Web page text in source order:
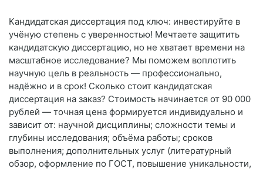
Кандидатская диссертация под ключ: инвестируйте в
учёную степень с уверенностью! Мечтаете защитить
кандидатскую диссертацию, но не хватает времени на
масштабное исследование? Мы поможем воплотить
научную цель в реальность — профессионально,
надёжно и в срок! Сколько стоит кандидатская
диссертация на заказ? Стоимость начинается от 90 000
рублей — точная цена формируется индивидуально и
зависит от: научной дисциплины; сложности темы и
глубины исследования; объёма работы; сроков
выполнения; дополнительных услуг (литературный
обзор, оформление по ГОСТ, повышение уникальности,